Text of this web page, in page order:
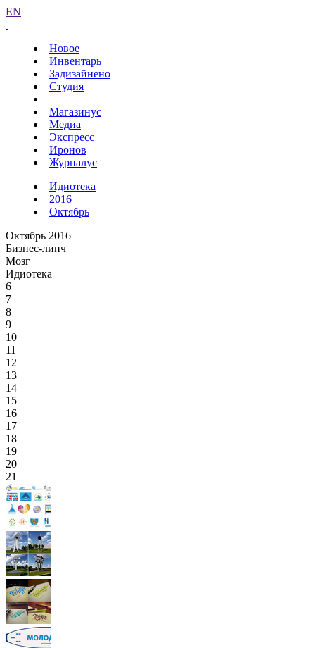
EN
Новое
Инвентарь
Задизайнено
Студия
Магазинус
Медиа
Экспресс
Иронов
Журналус
Идиотека
2016
Октябрь
Октябрь 2016
Бизнес-линч
Мозг
Идиотека
6
7
8
9
10
11
12
13
14
15
16
17
18
19
20
21